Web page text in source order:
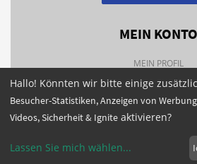
MEIN KONTO
MEIN PROFIL
BESTELLHISTORIE
FAQS
NEWSLETTER
Hallo! Könnten wir bitte einige
Besucher-Statistiken, Anzeigen von
Videos, Sicherheit & Ignite aktivieren?
Lassen Sie mich wählen...